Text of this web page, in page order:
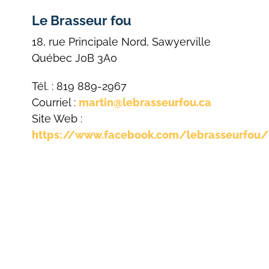
Le Brasseur fou
18, rue Principale Nord, Sawyerville
Québec J0B 3A0
Tél. : 819 889-2967
Courriel : martin@lebrasseurfou.ca
Site Web :
https://www.facebook.com/lebrasseurfou/